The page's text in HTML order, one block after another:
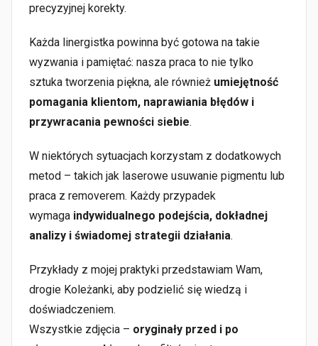
precyzyjnej korekty.
Każda linergistka powinna być gotowa na takie
wyzwania i pamiętać: nasza praca to nie tylko
sztuka tworzenia piękna, ale również umiejętność
pomagania klientom, naprawiania błędów i
przywracania pewności siebie.
W niektórych sytuacjach korzystam z dodatkowych
metod – takich jak laserowe usuwanie pigmentu lub
praca z removerem. Każdy przypadek
wymaga indywidualnego podejścia, dokładnej
analizy i świadomej strategii działania.
Przykłady z mojej praktyki przedstawiam Wam,
drogie Koleżanki, aby podzielić się wiedzą i
doświadczeniem.
Wszystkie zdjęcia – oryginały przed i po